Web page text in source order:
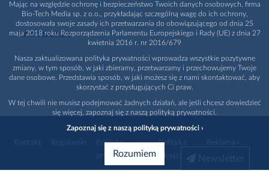
PARTNERZY
Polityka
prywatności
Polityka
Mając na względzie ochronę i bezpieczeństwo Twoich danych osobowych, firma
Bio-Tech Media sp. z o.o., przykładając szczególną wagę do ich ochrony,
dostosowała swoje zasady ich przetwarzania do obowiązującego od dnia 25
maja 2018 roku Rozporządzenia Parlamentu Europejskiego i Rady (UE) z dnia 27
kwietnia 2016 r. nr 2016/679
Nasza zaktualizowana polityka prywatności wprowadza wszystkie pozytywne
zmiany, w tym sposób, w jaki zbieramy, przetwarzamy i przechowujemy Twoje
dane osobowe. Przedstawia sposób, w jaki możesz się z nami skontaktować, aby
skorzystać z przysługujących Ci praw.
W tej chwili nie musisz podejmować żadnych działań, ale jeśli chcesz dowiedzieć
się więcej, zapoznaj się z naszą polityką prywatności.
Zapoznaj się z naszą polityką prywatności ›
Rozumiem